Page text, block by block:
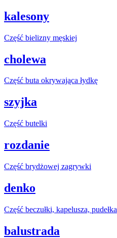
kalesony
Część bielizny męskiej
cholewa
Część buta okrywająca łydkę
szyjka
Część butelki
rozdanie
Część brydżowej zagrywki
denko
Część beczułki, kapelusza, pudełka
balustrada